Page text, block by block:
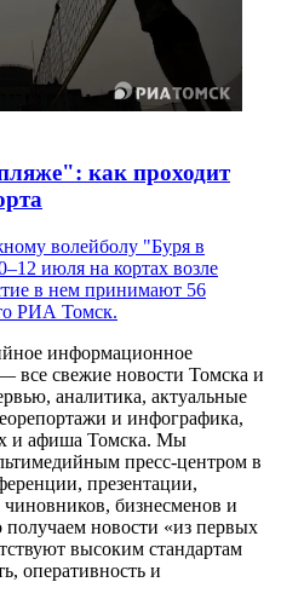
как проходит
волейболу "Буря в
июля на кортах возле
в нем принимают 56
РИА Томск.
информационное
все свежие новости Томска и
аналитика, актуальные
и инфографика,
и афиша Томска. Мы
пресс-центром в
презентации,
бизнесменов и
получаем новости «из первых
высоким стандартам
оперативность и